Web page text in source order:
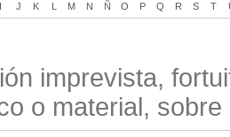
I J K L M N Ñ O P Q R S T
imprevista,
o material,